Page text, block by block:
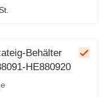
Behälter
HE880920